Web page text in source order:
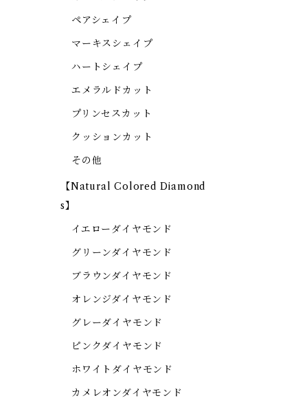
ペアシェイプ
マーキスシェイプ
ハートシェイプ
エメラルドカット
プリンセスカット
クッションカット
その他
【Natural Colored Diamond
s】
イエローダイヤモンド
グリーンダイヤモンド
ブラウンダイヤモンド
オレンジダイヤモンド
グレーダイヤモンド
ピンクダイヤモンド
ホワイトダイヤモンド
カメレオンダイヤモンド